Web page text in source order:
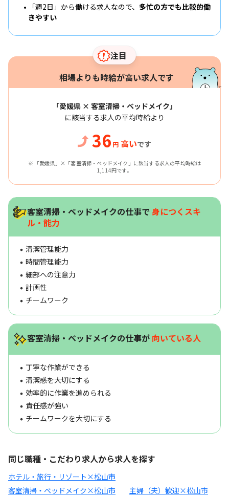
「週2日」から働ける求人なので、 多忙の方でも比較的働
きやすい
注目
相場よりも時給が高い求人です
「愛媛県 × 客室清掃・ベッドメイク」
に該当する求人の平均時給より
36 円 高いです
※ 「愛媛県」×「客室清掃・ベッドメイク」に該当する求人の平均時給は
1,114円です。
客室清掃・ベッドメイクの仕事で 身につくスキ
ル・能力
清潔管理能力
時間管理能力
細部への注意力
計画性
チームワーク
客室清掃・ベッドメイクの仕事が 向いている人
丁寧な作業ができる
清潔感を大切にする
効率的に作業を進められる
責任感が強い
チームワークを大切にする
同じ職種・こだわり求人から求人を探す
ホテル・旅行・リゾート×松山市
客室清掃・ベッドメイク×松山市
主婦（夫）歓迎×松山市